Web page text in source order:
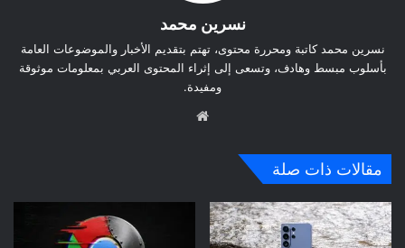
نسرين محمد
نسرين محمد كاتبة ومحررة محتوى، تهتم بتقديم الأخبار والموضوعات العامة
بأسلوب مبسط وهادف، وتسعى إلى إثراء المحتوى العربي بمعلومات موثوقة
ومفيدة.
مقالات ذات صلة